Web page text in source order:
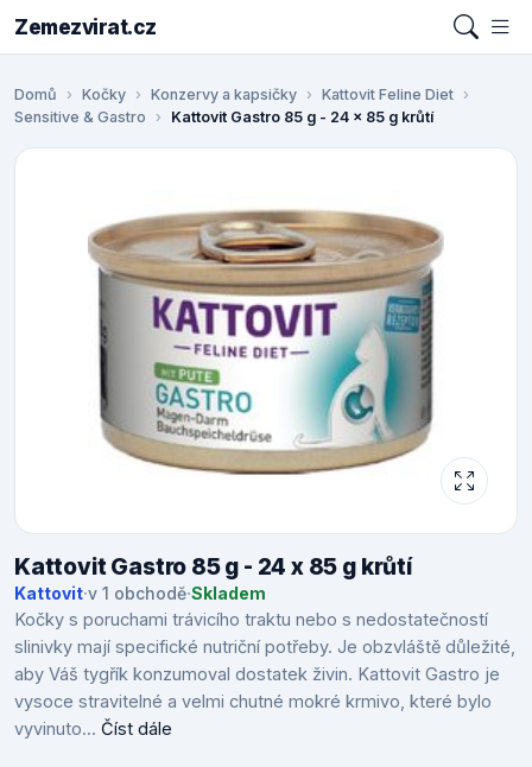
Zemezvirat.cz
Domů Kočky Konzervy a kapsičky
Kattovit Feline Diet
Sensitive & Gastro
Kattovit Gastro 85 g - 24 x 85 g krůtí
Kattovit Gastro 85 g - 24 x 85 g krůtí
Kattovit·v 1 obchodě·Skladem
Kočky s poruchami trávicího traktu nebo s nedostatečností
slinivky mají specifické nutriční potřeby. Je obzvláště důležité,
aby Váš tygřík konzumoval dostatek živin. Kattovit Gastro je
vysoce stravitelné a velmi chutné mokré krmivo, které bylo
vyvinuto... Číst dále